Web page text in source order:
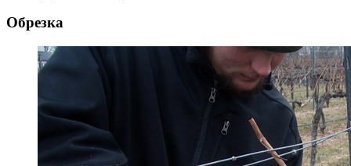
Обрезка